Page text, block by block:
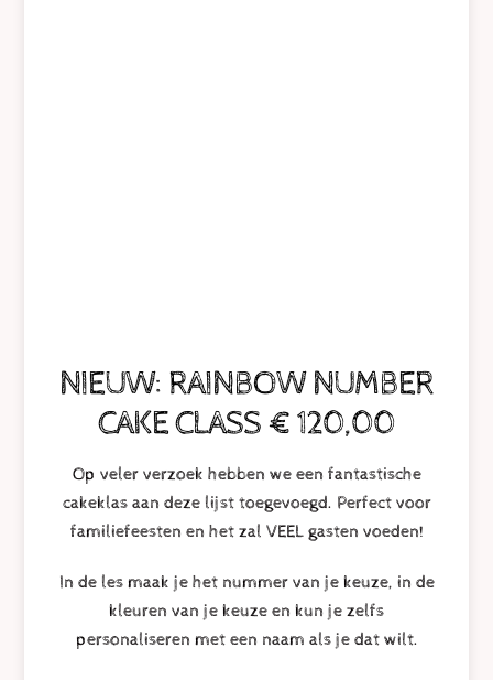
NIEUW: RAINBOW NUMBER
CAKE CLASS € 120,00
Op veler verzoek hebben we een fantastische
cakeklas aan deze lijst toegevoegd. Perfect voor
familiefeesten en het zal VEEL gasten voeden!
In de les maak je het nummer van je keuze, in de
kleuren van je keuze en kun je zelfs
personaliseren met een naam als je dat wilt.